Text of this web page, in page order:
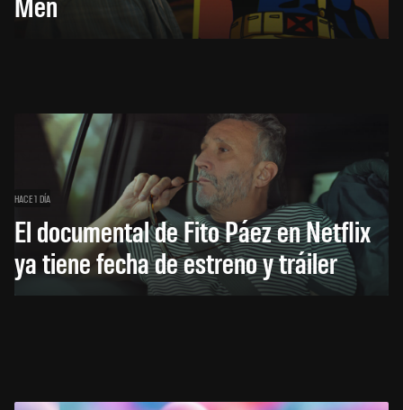
HACE 1 DÍA
El documental de Fito Páez en Netflix
ya tiene fecha de estreno y tráiler